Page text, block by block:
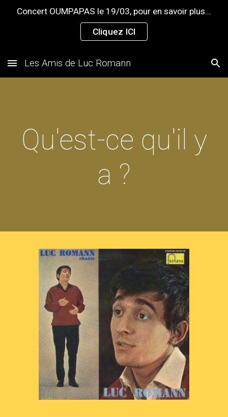
Skip to navigation
Concert OUMPAPAS le 19/03, pour en savoir plus...
Cliquez ICI
Les Amis de Luc Romann
Qu'est-ce qu'il y
a ?